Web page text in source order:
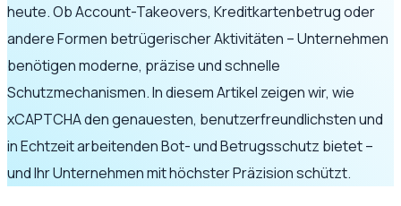
heute. Ob Account-Takeovers, Kreditkartenbetrug oder
andere Formen betrügerischer Aktivitäten – Unternehmen
benötigen moderne, präzise und schnelle
Schutzmechanismen. In diesem Artikel zeigen wir, wie
xCAPTCHA den genauesten, benutzerfreundlichsten und
in Echtzeit arbeitenden Bot- und Betrugsschutz bietet –
und Ihr Unternehmen mit höchster Präzision schützt.